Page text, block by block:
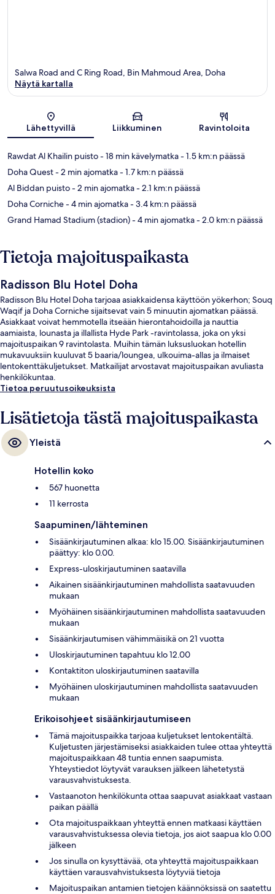
Kartta
Salwa Road and C Ring Road, Bin Mahmoud Area, Doha
Näytä kartalla
Lähettyvillä Liikkuminen Ravintoloita
Rawdat Al Khailin puisto- 18 min kävelymatka- 1.5 km:n päässä
Doha Quest- 2 min ajomatka- 1.7 km:n päässä
Al Biddan puisto- 2 min ajomatka- 2.1 km:n päässä
Doha Corniche- 4 min ajomatka- 3.4 km:n päässä
Grand Hamad Stadium (stadion)- 4 min ajomatka- 2.0 km:n päässä
Tietoja majoituspaikasta
Radisson Blu Hotel Doha
Radisson Blu Hotel Doha tarjoaa asiakkaidensa käyttöön yökerhon; Souq
Waqif ja Doha Corniche sijaitsevat vain 5 minuutin ajomatkan päässä.
Asiakkaat voivat hemmotella itseään hierontahoidoilla ja nauttia
aamiaista, lounasta ja illallista Hyde Park -ravintolassa, joka on yksi
majoituspaikan 9 ravintolasta. Muihin tämän luksusluokan hotellin
mukavuuksiin kuuluvat 5 baaria/loungea, ulkouima-allas ja ilmaiset
lentokenttäkuljetukset. Matkailijat arvostavat majoituspaikan avuliasta
henkilökuntaa.
Tietoa peruutusoikeuksista
Lisätietoja tästä majoituspaikasta
Yleistä
Hotellin koko
567 huonetta
11 kerrosta
Saapuminen/lähteminen
Sisäänkirjautuminen alkaa: klo 15.00. Sisäänkirjautuminen
päättyy: klo 0.00.
Express-uloskirjautuminen saatavilla
Aikainen sisäänkirjautuminen mahdollista saatavuuden
mukaan
Myöhäinen sisäänkirjautuminen mahdollista saatavuuden
mukaan
Sisäänkirjautumisen vähimmäisikä on 21 vuotta
Uloskirjautuminen tapahtuu klo 12.00
Kontaktiton uloskirjautuminen saatavilla
Myöhäinen uloskirjautuminen mahdollista saatavuuden
mukaan
Erikoisohjeet sisäänkirjautumiseen
Tämä majoituspaikka tarjoaa kuljetukset lentokentältä.
Kuljetusten järjestämiseksi asiakkaiden tulee ottaa yhteyttä
majoituspaikkaan 48 tuntia ennen saapumista.
Yhteystiedot löytyvät varauksen jälkeen lähetetystä
varausvahvistuksesta.
Vastaanoton henkilökunta ottaa saapuvat asiakkaat vastaan
paikan päällä
Ota majoituspaikkaan yhteyttä ennen matkaasi käyttäen
varausvahvistuksessa olevia tietoja, jos aiot saapua klo 0.00
jälkeen
Jos sinulla on kysyttävää, ota yhteyttä majoituspaikkaan
käyttäen varausvahvistuksesta löytyviä tietoja
Majoituspaikan antamien tietojen käännöksissä on saatettu